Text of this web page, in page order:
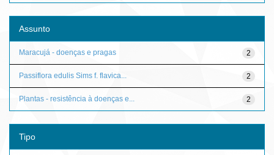
Assunto
2
Maracujá - doenças e pragas
2
Passiflora edulis Sims f. flavica...
2
Plantas - resistência à doenças e...
Tipo